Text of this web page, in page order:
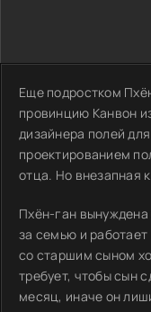
Еще подростком
провинцию Канвон
дизайнера полей
проектированием
отца. Но внезапная
Пхён-ган вынуждена
за семью и
со старшим сыном
требует, чтобы сын
месяц, иначе он